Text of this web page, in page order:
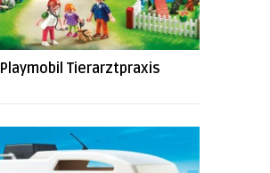
Playmobil Tierarztpraxis